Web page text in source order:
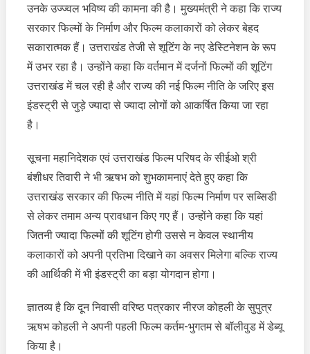
ऋषभ
शुभकामनाएं
उनके उज्ज्वल भविष्य की कामना की है। मुख्यमंत्री ने कहा कि राज्य
सरकार फिल्मों के निर्माण और फिल्म कलाकारों को लेकर बेहद
सकारात्मक हैं। उत्तराखंड तेजी से शूटिंग के नए डेस्टिनेशन के रूप
में उभर रहा है। उन्होंने कहा कि वर्तमान में दर्जनों फिल्मों की शूटिंग
उत्तराखंड में चल रही है और राज्य की नई फिल्म नीति के जरिए इस
इंडस्ट्री से जुड़े ज्यादा से ज्यादा लोगों को आकर्षित किया जा रहा
है।
सूचना महानिदेशक एवं उत्तराखंड फिल्म परिषद के सीईओ श्री
बंशीधर तिवारी ने भी ऋषभ को शुभकामनाएं देते हुए कहा कि
उत्तराखंड सरकार की फिल्म नीति में यहां फिल्म निर्माण पर सब्सिडी
से लेकर तमाम अन्य प्रावधान किए गए हैं। उन्होंने कहा कि यहां
जितनी ज्यादा फिल्मों की शूटिंग होगी उससे न केवल स्थानीय
कलाकारों को अपनी प्रतिभा दिखाने का अवसर मिलेगा बल्कि राज्य
की आर्थिकी में भी इंडस्ट्री का बड़ा योगदान होगा।
ज्ञातव्य है कि दून निवासी वरिष्ठ पत्रकार नीरज कोहली के सुपुत्र
ऋषभ कोहली ने अपनी पहली फिल्म कर्तम-भुगतम से बॉलीवुड में डेब्यू
किया है।